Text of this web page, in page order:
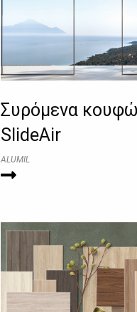
Συρόμενα
SlideAir
ALUMIL